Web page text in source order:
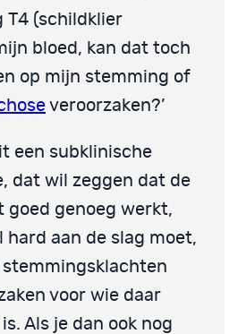
T4 (schildklier
bloed, kan dat toch
op mijn stemming of
veroorzaken?’
een subklinische
dat wil zeggen dat de
goed genoeg werkt,
hard aan de slag moet,
stemmingsklachten
voor wie daar
Als je dan ook nog